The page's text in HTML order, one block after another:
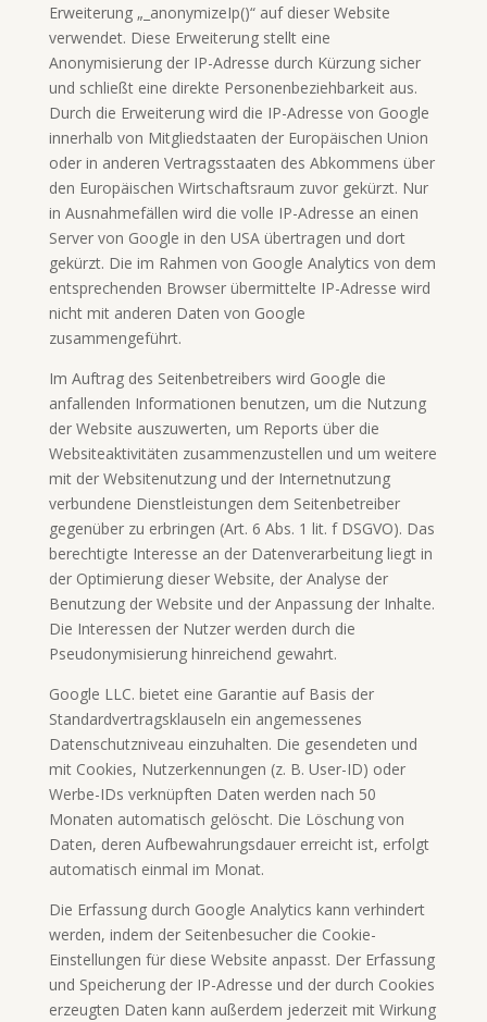
Erweiterung „_anonymizeIp()“ auf dieser Website
verwendet. Diese Erweiterung stellt eine
Anonymisierung der IP-Adresse durch Kürzung sicher
und schließt eine direkte Personenbeziehbarkeit aus.
Durch die Erweiterung wird die IP-Adresse von Google
innerhalb von Mitgliedstaaten der Europäischen Union
oder in anderen Vertragsstaaten des Abkommens über
den Europäischen Wirtschaftsraum zuvor gekürzt. Nur
in Ausnahmefällen wird die volle IP-Adresse an einen
Server von Google in den USA übertragen und dort
gekürzt. Die im Rahmen von Google Analytics von dem
entsprechenden Browser übermittelte IP-Adresse wird
nicht mit anderen Daten von Google
zusammengeführt.
Im Auftrag des Seitenbetreibers wird Google die
anfallenden Informationen benutzen, um die Nutzung
der Website auszuwerten, um Reports über die
Websiteaktivitäten zusammenzustellen und um weitere
mit der Websitenutzung und der Internetnutzung
verbundene Dienstleistungen dem Seitenbetreiber
gegenüber zu erbringen (Art. 6 Abs. 1 lit. f DSGVO). Das
berechtigte Interesse an der Datenverarbeitung liegt in
der Optimierung dieser Website, der Analyse der
Benutzung der Website und der Anpassung der Inhalte.
Die Interessen der Nutzer werden durch die
Pseudonymisierung hinreichend gewahrt.
Google LLC. bietet eine Garantie auf Basis der
Standardvertragsklauseln ein angemessenes
Datenschutzniveau einzuhalten. Die gesendeten und
mit Cookies, Nutzerkennungen (z. B. User-ID) oder
Werbe-IDs verknüpften Daten werden nach 50
Monaten automatisch gelöscht. Die Löschung von
Daten, deren Aufbewahrungsdauer erreicht ist, erfolgt
automatisch einmal im Monat.
Die Erfassung durch Google Analytics kann verhindert
werden, indem der Seitenbesucher die Cookie-
Einstellungen für diese Website anpasst. Der Erfassung
und Speicherung der IP-Adresse und der durch Cookies
erzeugten Daten kann außerdem jederzeit mit Wirkung